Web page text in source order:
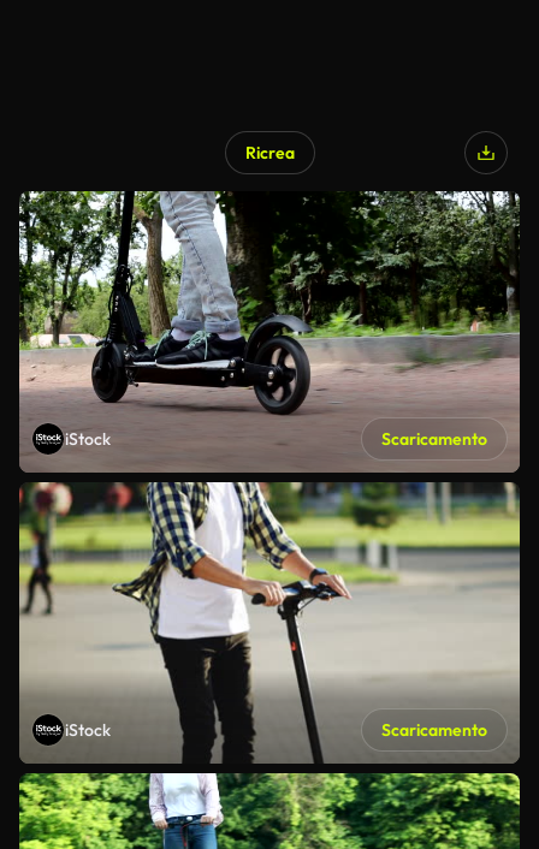
Ricrea
iStock Scaricamento
iStock Scaricamento